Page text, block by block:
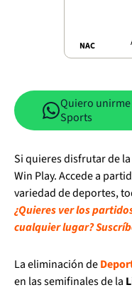
NAC
Quiero unirme
Sports
Si quieres disfrutar de
Win Play. Accede a
variedad de deportes,
¿Quieres ver los
cualquier lugar?
La eliminación de
en las semifinales de la